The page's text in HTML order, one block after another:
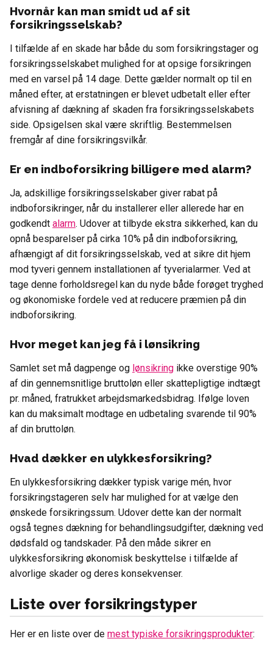
Hvornår kan man smidt ud af sit
forsikringsselskab?
I tilfælde af en skade har både du som forsikringstager og
forsikringsselskabet mulighed for at opsige forsikringen
med en varsel på 14 dage. Dette gælder normalt op til en
måned efter, at erstatningen er blevet udbetalt eller efter
afvisning af dækning af skaden fra forsikringsselskabets
side. Opsigelsen skal være skriftlig. Bestemmelsen
fremgår af dine forsikringsvilkår.
Er en indboforsikring billigere med alarm?
Ja, adskillige forsikringsselskaber giver rabat på
indboforsikringer, når du installerer eller allerede har en
godkendt alarm. Udover at tilbyde ekstra sikkerhed, kan du
opnå besparelser på cirka 10% på din indboforsikring,
afhængigt af dit forsikringsselskab, ved at sikre dit hjem
mod tyveri gennem installationen af tyverialarmer. Ved at
tage denne forholdsregel kan du nyde både forøget tryghed
og økonomiske fordele ved at reducere præmien på din
indboforsikring.
Hvor meget kan jeg få i lønsikring
Samlet set må dagpenge og lønsikring ikke overstige 90%
af din gennemsnitlige bruttoløn eller skattepligtige indtægt
pr. måned, fratrukket arbejdsmarkedsbidrag. Ifølge loven
kan du maksimalt modtage en udbetaling svarende til 90%
af din bruttoløn.
Hvad dækker en ulykkesforsikring?
En ulykkesforsikring dækker typisk varige mén, hvor
forsikringstageren selv har mulighed for at vælge den
ønskede forsikringssum. Udover dette kan der normalt
også tegnes dækning for behandlingsudgifter, dækning ved
dødsfald og tandskader. På den måde sikrer en
ulykkesforsikring økonomisk beskyttelse i tilfælde af
alvorlige skader og deres konsekvenser.
Liste over forsikringstyper
Her er en liste over de mest typiske forsikringsprodukter: